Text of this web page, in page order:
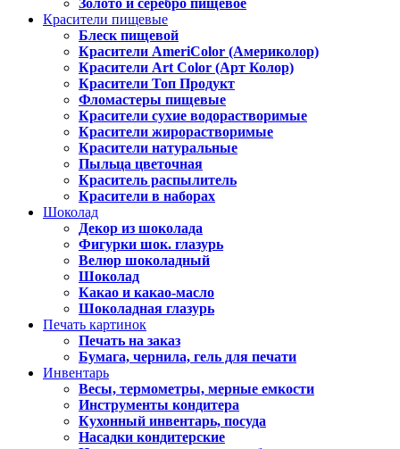
Золото и серебро пищевое
Красители пищевые
Блеск пищевой
Красители AmeriColor (Америколор)
Красители Art Color (Арт Колор)
Красители Топ Продукт
Фломастеры пищевые
Красители сухие водорастворимые
Красители жирорастворимые
Красители натуральные
Пыльца цветочная
Краситель распылитель
Красители в наборах
Шоколад
Декор из шоколада
Фигурки шок. глазурь
Велюр шоколадный
Шоколад
Какао и какао-масло
Шоколадная глазурь
Печать картинок
Печать на заказ
Бумага, чернила, гель для печати
Инвентарь
Весы, термометры, мерные емкости
Инструменты кондитера
Кухонный инвентарь, посуда
Насадки кондитерские